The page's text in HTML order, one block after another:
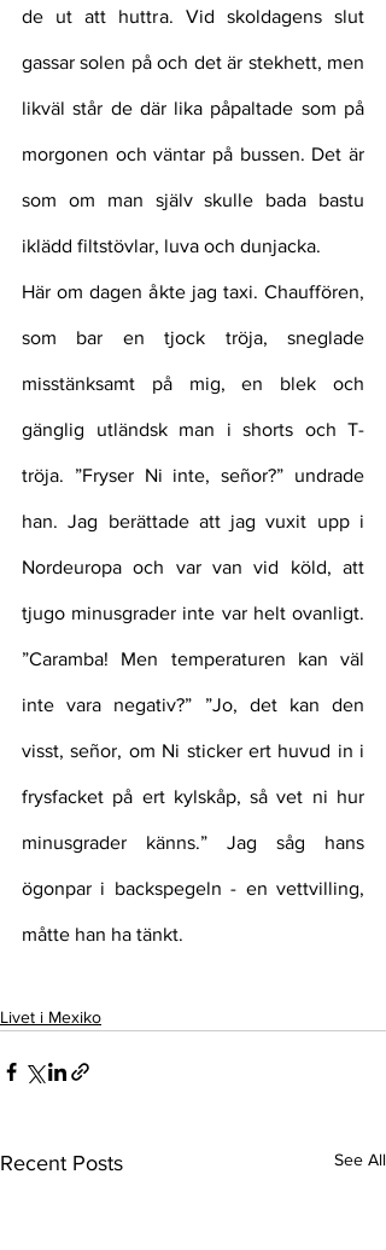
de ut att huttra. Vid skoldagens slut
gassar solen på och det är stekhett, men
likväl står de där lika påpaltade som på
morgonen och väntar på bussen. Det är
som om man själv skulle bada bastu
iklädd filtstövlar, luva och dunjacka.
Här om dagen åkte jag taxi. Chauffören,
som bar en tjock tröja, sneglade
misstänksamt på mig, en blek och
gänglig utländsk man i shorts och T-
tröja. ”Fryser Ni inte, señor?” undrade
han. Jag berättade att jag vuxit upp i
Nordeuropa och var van vid köld, att
tjugo minusgrader inte var helt ovanligt.
”Caramba! Men temperaturen kan väl
inte vara negativ?” ”Jo, det kan den
visst, señor, om Ni sticker ert huvud in i
frysfacket på ert kylskåp, så vet ni hur
minusgrader känns.” Jag såg hans
ögonpar i backspegeln - en vettvilling,
måtte han ha tänkt.
Livet i Mexiko
Recent Posts See All